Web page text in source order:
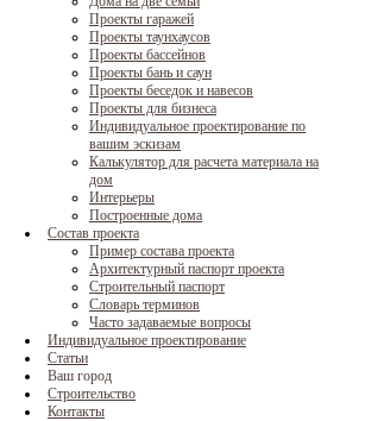
Проекты гаражей
Проекты таунхаусов
Проекты бассейнов
Проекты бань и саун
Проекты беседок и навесов
Проекты для бизнеса
Индивидуальное проектирование по
вашим эскизам
Калькулятор для расчета материала на
дом
Интерьеры
Построенные дома
Состав проекта
Пример состава проекта
Архитектурный паспорт проекта
Строительный паспорт
Словарь терминов
Часто задаваемые вопросы
Индивидуальное проектирование
Статьи
Ваш город
Строительство
Контакты